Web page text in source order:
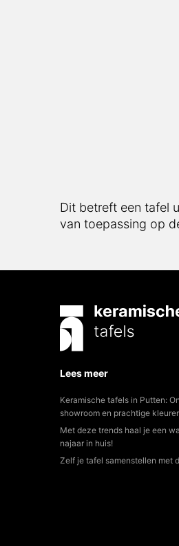
Dit betreft een tafel
van toepassing op
Lees meer
Keramische tafels in Putten:
showroom en prachtige
Met deze trends haal je een
najaar in huis!
Zelf je tafel samenstellen met